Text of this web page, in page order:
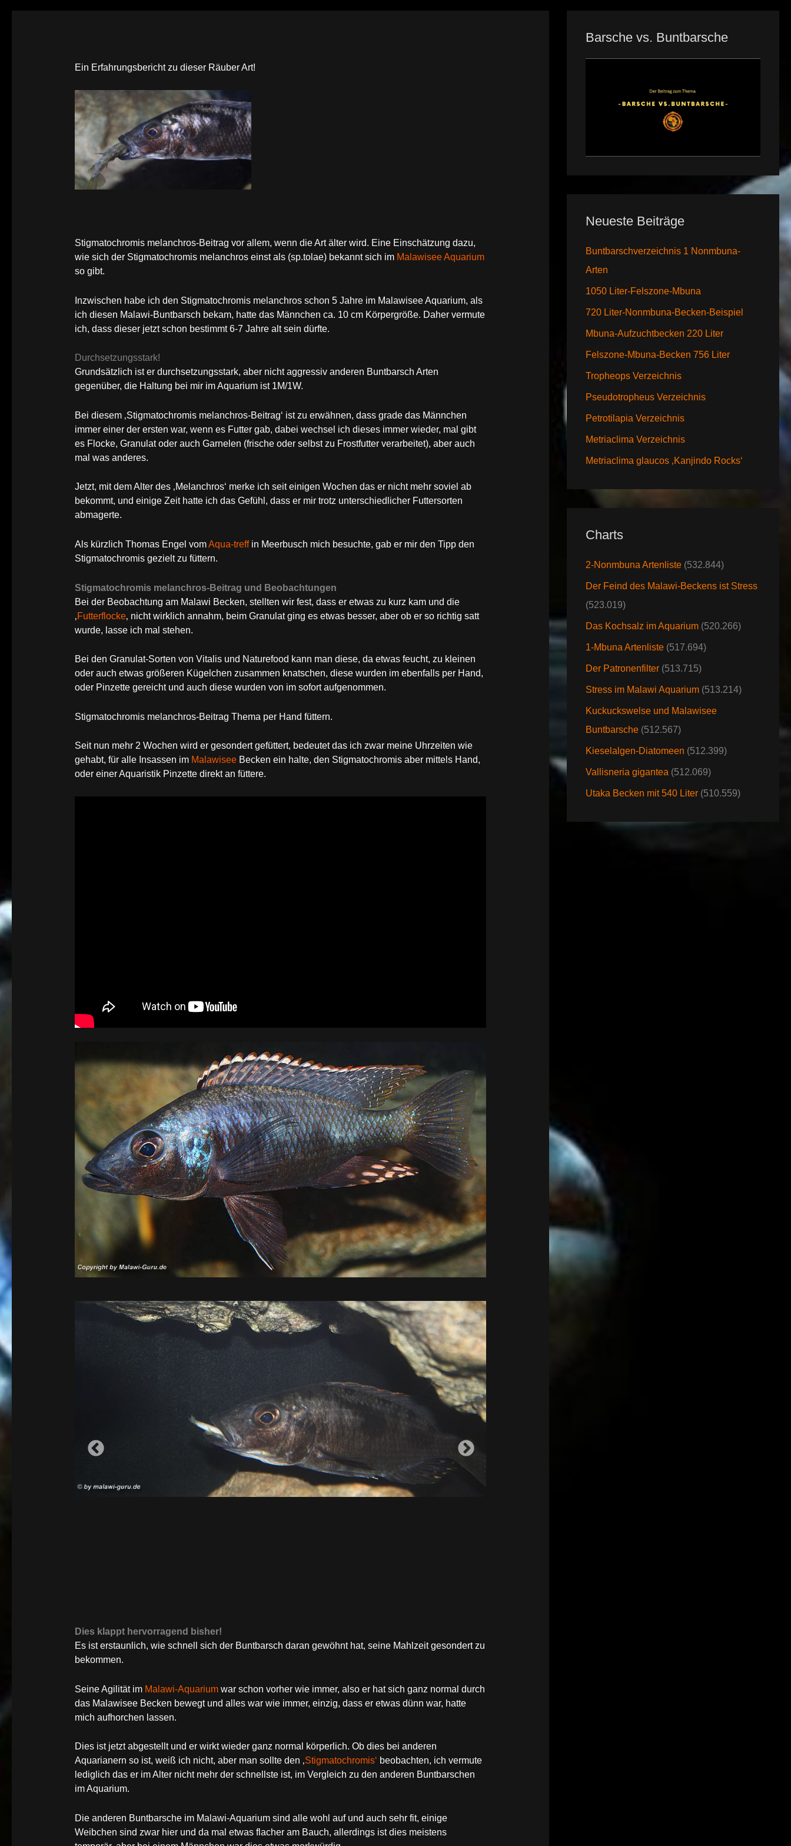
Ein Erfahrungsbericht zu dieser Räuber Art!
Stigmatochromis melanchros-Beitrag vor allem, wenn die Art älter wird. Eine Einschätzung dazu,
wie sich der Stigmatochromis melanchros einst als (sp.tolae) bekannt sich im Malawisee Aquarium
so gibt.
Inzwischen habe ich den Stigmatochromis melanchros schon 5 Jahre im Malawisee Aquarium, als
ich diesen Malawi-Buntbarsch bekam, hatte das Männchen ca. 10 cm Körpergröße. Daher vermute
ich, dass dieser jetzt schon bestimmt 6-7 Jahre alt sein dürfte.
Durchsetzungsstark!
Grundsätzlich ist er durchsetzungsstark, aber nicht aggressiv anderen Buntbarsch Arten
gegenüber, die Haltung bei mir im Aquarium ist 1M/1W.
Bei diesem ‚Stigmatochromis melanchros-Beitrag‘ ist zu erwähnen, dass grade das Männchen
immer einer der ersten war, wenn es Futter gab, dabei wechsel ich dieses immer wieder, mal gibt
es Flocke, Granulat oder auch Garnelen (frische oder selbst zu Frostfutter verarbeitet), aber auch
mal was anderes.
Jetzt, mit dem Alter des ‚Melanchros‘ merke ich seit einigen Wochen das er nicht mehr soviel ab
bekommt, und einige Zeit hatte ich das Gefühl, dass er mir trotz unterschiedlicher Futtersorten
abmagerte.
Als kürzlich Thomas Engel vomAqua-treffin Meerbusch mich besuchte, gab er mir den Tipp den
Stigmatochromis gezielt zu füttern.
Stigmatochromis melanchros-Beitrag und Beobachtungen
Bei der Beobachtung am Malawi Becken, stellten wir fest, dass er etwas zu kurz kam und die
‚Futterflocke‚ nicht wirklich annahm, beim Granulat ging es etwas besser, aber ob er so richtig satt
wurde, lasse ich mal stehen.
Bei den Granulat-Sorten von Vitalis und Naturefood kann man diese, da etwas feucht, zu kleinen
oder auch etwas größeren Kügelchen zusammen knatschen, diese wurden im ebenfalls per Hand,
oder Pinzette gereicht und auch diese wurden von im sofort aufgenommen.
Stigmatochromis melanchros-Beitrag Thema per Hand füttern.
Seit nun mehr 2 Wochen wird er gesondert gefüttert, bedeutet das ich zwar meine Uhrzeiten wie
gehabt, für alle Insassen im MalawiseeBecken ein halte, den Stigmatochromis aber mittels Hand,
oder einer Aquaristik Pinzette direkt an füttere.
Dies klappt hervorragend bisher!
Es ist erstaunlich, wie schnell sich der Buntbarsch daran gewöhnt hat, seine Mahlzeit gesondert zu
bekommen.
Seine Agilität im Malawi-Aquariumwar schon vorher wie immer, also er hat sich ganz normal durch
das Malawisee Becken bewegt und alles war wie immer, einzig, dass er etwas dünn war, hatte
mich aufhorchen lassen.
Dies ist jetzt abgestellt und er wirkt wieder ganz normal körperlich. Ob dies bei anderen
Aquarianern so ist, weiß ich nicht, aber man sollte den ‚Stigmatochromis‘ beobachten, ich vermute
lediglich das er im Alter nicht mehr der schnellste ist, im Vergleich zu den anderen Buntbarschen
im Aquarium.
Die anderen Buntbarsche im Malawi-Aquarium sind alle wohl auf und auch sehr fit, einige
Weibchen sind zwar hier und da mal etwas flacher am Bauch, allerdings ist dies meistens
Barsche vs. Buntbarsche
Neueste Beiträge
Buntbarschverzeichnis 1 Nonmbuna-
Arten
1050 Liter-Felszone-Mbuna
720 Liter-Nonmbuna-Becken-Beispiel
Mbuna-Aufzuchtbecken 220 Liter
Felszone-Mbuna-Becken 756 Liter
Tropheops Verzeichnis
Pseudotropheus Verzeichnis
Petrotilapia Verzeichnis
Metriaclima Verzeichnis
Metriaclima glaucos ‚Kanjindo Rocks‘
Charts
2-Nonmbuna Artenliste (532.844)
Der Feind des Malawi-Beckens ist Stress
(523.019)
Das Kochsalz im Aquarium (520.266)
1-Mbuna Artenliste (517.694)
Der Patronenfilter (513.715)
Stress im Malawi Aquarium (513.214)
Kuckuckswelse und Malawisee
Buntbarsche (512.567)
Kieselalgen-Diatomeen (512.399)
Vallisneria gigantea (512.069)
Utaka Becken mit 540 Liter (510.559)